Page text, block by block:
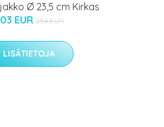
Ø 23,5 cm Kirkas
EUR 254 EUR
LISÄTIETOJA